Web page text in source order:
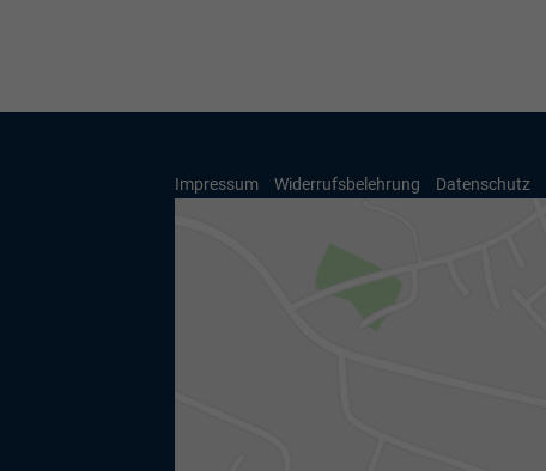
Impressum Widerrufsbelehrung Datenschutz